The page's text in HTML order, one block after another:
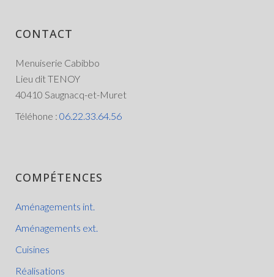
CONTACT
Menuiserie Cabibbo
Lieu dit TENOY
40410 Saugnacq-et-Muret
Téléhone : 06.22.33.64.56
COMPÉTENCES
Aménagements int.
Aménagements ext.
Cuisines
Réalisations